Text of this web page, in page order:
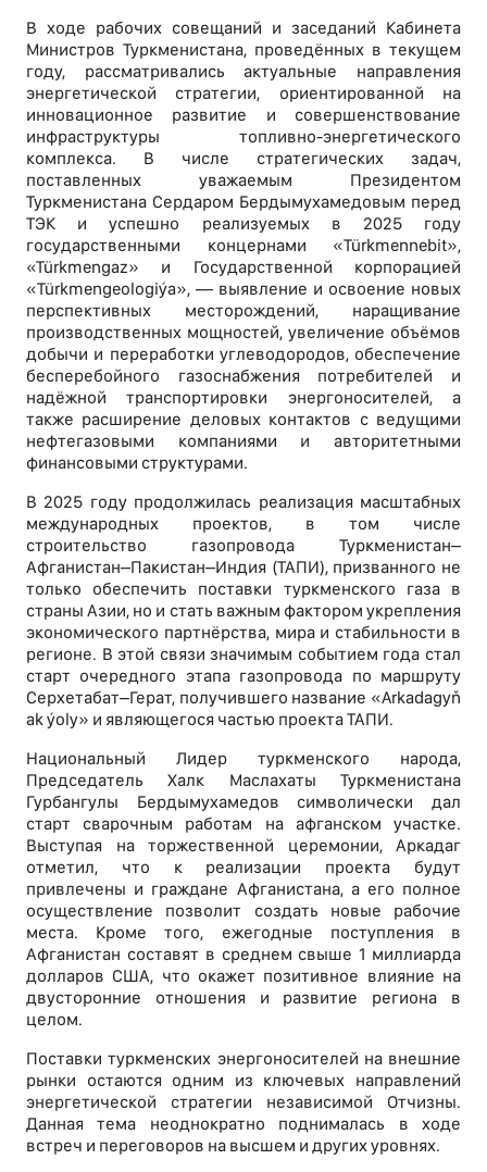
В ходе рабочих совещаний и заседаний Кабинета
Министров Туркменистана, проведённых в текущем
году, рассматривались актуальные направления
энергетической стратегии, ориентированной на
инновационное развитие и совершенствование
инфраструктуры топливно-энергетического
комплекса. В числе стратегических задач,
поставленных уважаемым Президентом
Туркменистана Сердаром Бердымухамедовым перед
ТЭК и успешно реализуемых в 2025 году
государственными концернами «Türkmennebit»,
«Türkmengaz» и Государственной корпорацией
«Türkmengeologiýa», — выявление и освоение новых
перспективных месторождений, наращивание
производственных мощностей, увеличение объёмов
добычи и переработки углеводородов, обеспечение
бесперебойного газоснабжения потребителей и
надёжной транспортировки энергоносителей, а
также расширение деловых контактов с ведущими
нефтегазовыми компаниями и авторитетными
финансовыми структурами.
В 2025 году продолжилась реализация масштабных
международных проектов, в том числе
строительство газопровода Туркменистан–
Афганистан–Пакистан–Индия (ТАПИ), призванного не
только обеспечить поставки туркменского газа в
страны Азии, но и стать важным фактором укрепления
экономического партнёрства, мира и стабильности в
регионе. В этой связи значимым событием года стал
старт очередного этапа газопровода по маршруту
Серхетабат–Герат, получившего название «Arkadagyň
ak ýoly» и являющегося частью проекта ТАПИ.
Национальный Лидер туркменского народа,
Председатель Халк Маслахаты Туркменистана
Гурбангулы Бердымухамедов символически дал
старт сварочным работам на афганском участке.
Выступая на торжественной церемонии, Аркадаг
отметил, что к реализации проекта будут
привлечены и граждане Афганистана, а его полное
осуществление позволит создать новые рабочие
места. Кроме того, ежегодные поступления в
Афганистан составят в среднем свыше 1 миллиарда
долларов США, что окажет позитивное влияние на
двусторонние отношения и развитие региона в
целом.
Поставки туркменских энергоносителей на внешние
рынки остаются одним из ключевых направлений
энергетической стратегии независимой Отчизны.
Данная тема неоднократно поднималась в ходе
встреч и переговоров на высшем и других уровнях.